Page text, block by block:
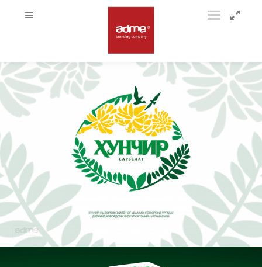
34502284_2053444994928838_5783167021613056000_o
34511294_2053445131595491_8198274131980976128_o
34535876_2053445111595493_2590517869703856128_o
34557305_2053446888261982_3353406526508236800_o
34560770_2053447888261882_6152648446609195008_o
34581164_2053446684928669_5558831581138780160_o
34582145_2053445018262169_8749708964549099520_o
34596908_2053445171595487_8010100323274194944_o
34606708_2053444804928857_6568998062272806912_o
34666099_2053444861595518_3649850460677865472_o
34687538_2053446268262044_7780533294805811200_o
34688257_2053446458262025_1437544834079391744_o
34728336_2053444684928869_5148594769089265664_o
34775592_2053444788262192_2271915945851092992_o
34794699_2053447291595275_3236321848253743104_o